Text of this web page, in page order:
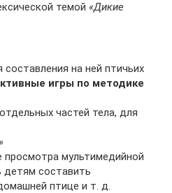
темой «Дикие
составления на ней птичьих
игры по методике
частей тела, для
мультимедийной
детям составить
птице и т. д.